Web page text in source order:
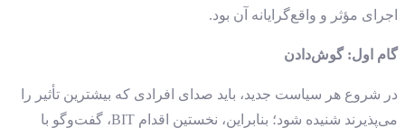
اجرای مؤثر و واقع‌گرایانه آن بود.
گام اول: گوش‌دادن
در شروع هر سیاست جدید، باید صدای افرادی که بیشترین تأثیر را
می‌پذیرند شنیده شود؛ بنابراین، نخستین اقدام BIT، گفت‌وگو با